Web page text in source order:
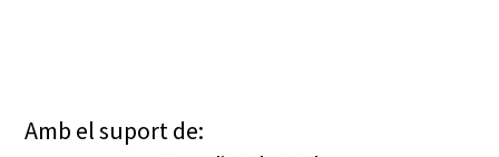
Amb el suport de: